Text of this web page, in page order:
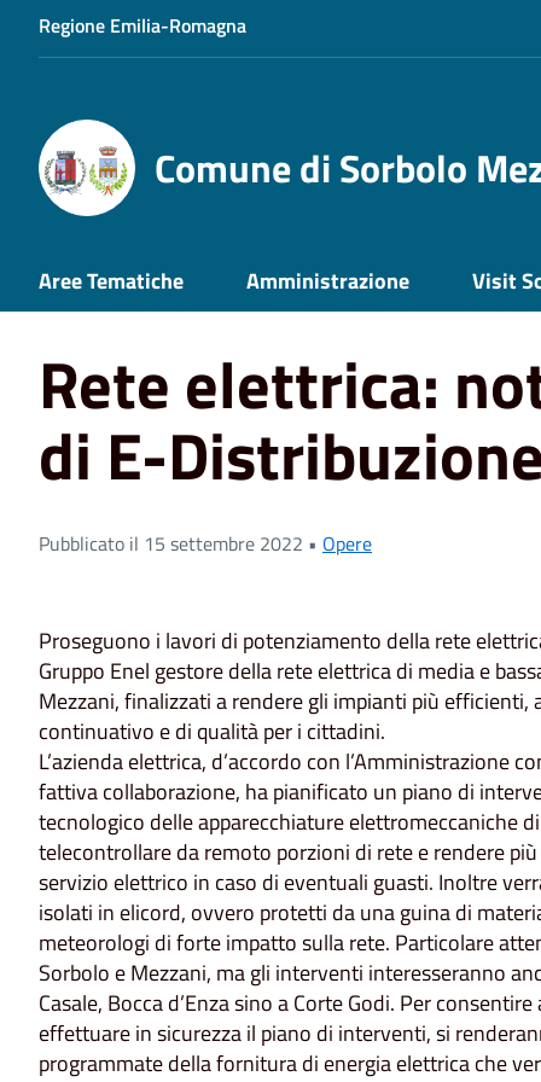
Regione Emilia-Romagna
Comune di Sorbolo
Aree Tematiche Amministrazione Visit
Home News Rete elettrica: nota congiunta
Rete elettrica:
di E-
Pubblicato il 15 settembre 2022 • Opere
Proseguono i lavori di potenziamento della rete
Gruppo Enel gestore della rete elettrica di media e
Mezzani, finalizzati a rendere gli impianti più
continuativo e di qualità per i cittadini.
L’azienda elettrica, d’accordo con l’Amministrazione
fattiva collaborazione, ha pianificato un piano di
tecnologico delle apparecchiature elettromeccaniche
telecontrollare da remoto porzioni di rete e rendere
servizio elettrico in caso di eventuali guasti. Inoltre
isolati in elicord, ovvero protetti da una guina di
meteorologi di forte impatto sulla rete. Particolare
Sorbolo e Mezzani, ma gli interventi interesseranno
Casale, Bocca d’Enza sino a Corte Godi. Per
effettuare in sicurezza il piano di interventi, si
programmate della fornitura di energia elettrica che